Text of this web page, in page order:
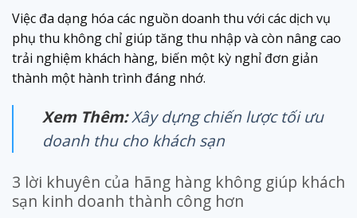
Việc đa dạng hóa các nguồn doanh thu với các dịch vụ
phụ thu không chỉ giúp tăng thu nhập và còn nâng cao
trải nghiệm khách hàng, biến một kỳ nghỉ đơn giản
thành một hành trình đáng nhớ.
Xem Thêm:Xây dựng chiến lược tối ưu
doanh thu cho khách sạn
3 lời khuyên của hãng hàng không giúp khách
sạn kinh doanh thành công hơn